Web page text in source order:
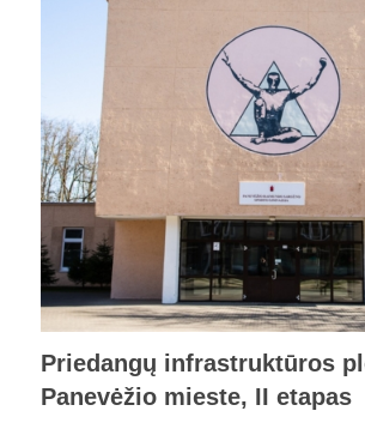
Priedangų infrastruktūros
Panevėžio mieste, II etapas